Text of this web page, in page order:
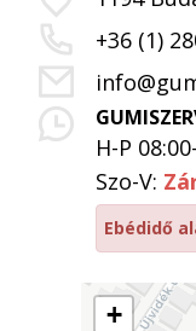
+
+36 (1)
H-P
Szo-V:
Ebédidő